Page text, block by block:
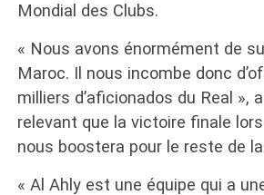
Mondial des Clubs.
« Nous avons énormément de
Maroc. Il nous incombe donc
milliers d’aficionados du Real »,
relevant que la victoire finale
nous boostera pour le reste de
« Al Ahly est une équipe qui a